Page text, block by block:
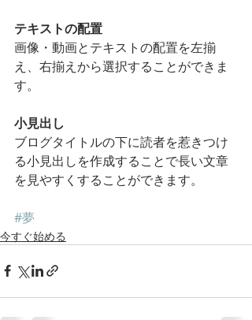
テキストの配置
画像・動画とテキストの配置を左揃
え、右揃えから選択することができま
す。
小見出し
ブログタイトルの下に読者を惹きつけ
る小見出しを作成することで長い文章
を見やすくすることができます。
#夢
今すぐ始める